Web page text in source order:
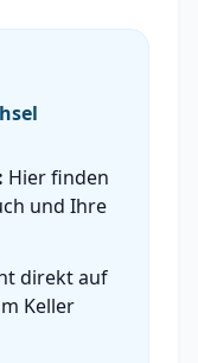
Hier finden
und Ihre
direkt auf
Keller